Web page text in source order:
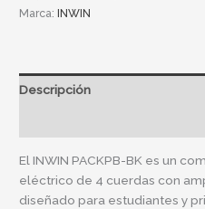
Marca:INWIN
Descripción
El INWIN PACKPB-BK es un
eléctrico de 4 cuerdas con
diseñado para estudiantes y